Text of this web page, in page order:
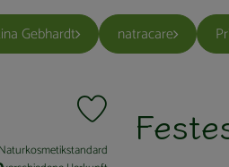
Gebhardt natracare
Produkt zu Favouriten
, Verband: